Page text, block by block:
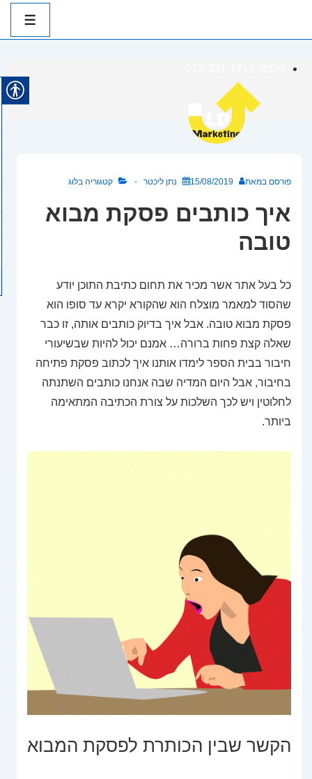
ניווט
דלג
פורסם במאת 15/08/2019 נתן ליכטר קטגוריה בלוג
איך כותבים פסקת מבוא
טובה
כל בעל אתר אשר מכיר את תחום כתיבת התוכן יודע
שהסוד למאמר מוצלח הוא שהקורא יקרא עד סופו הוא
פסקת מבוא טובה. אבל איך בדיוק כותבים אותה, זו כבר
שאלה קצת פחות ברורה… אמנם יכול להיות שבשיעורי
חיבור בבית הספר לימדו אותנו איך לכתוב פסקת פתיחה
בחיבור, אבל היום המדיה שבה אנחנו כותבים השתנתה
לחלוטין ויש לכך השלכות על צורת הכתיבה המתאימה
ביותר.
הקשר שבין הכותרת לפסקת המבוא